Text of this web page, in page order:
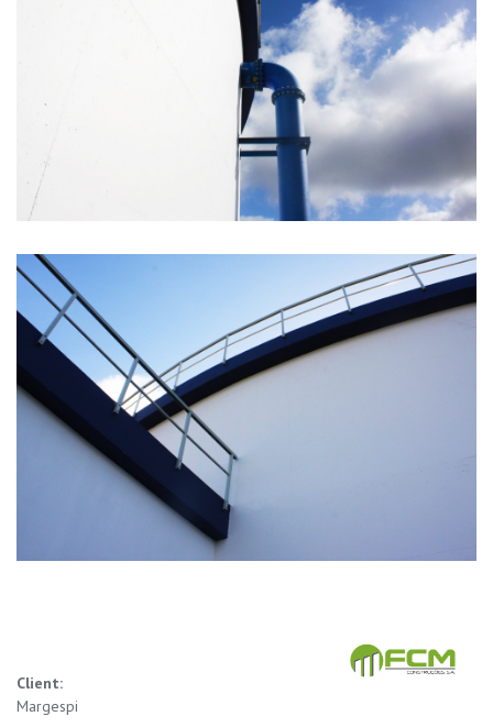
Client:
Margespi